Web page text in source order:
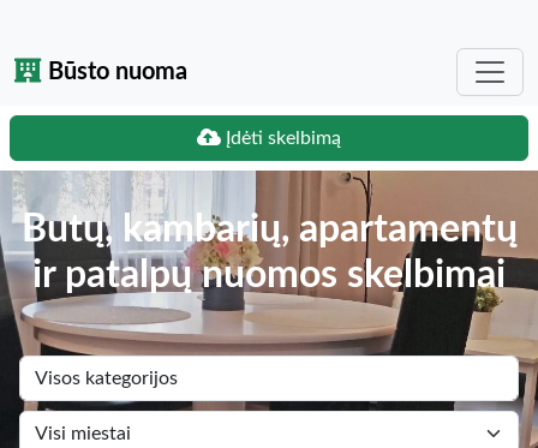
Būsto nuoma
Įdėti skelbimą
Butų, kambarių, apartamentų
ir patalpų nuomos skelbimai